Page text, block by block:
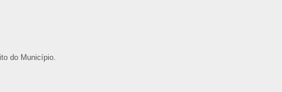
do Município.